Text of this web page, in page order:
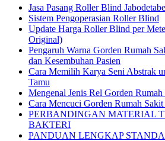
Jasa Pasang Roller Blind
Sistem Pengoperasian Roller Blind
Update Harga Roller Blind per
Original)
Pengaruh Warna Gorden Rumah
dan Kesembuhan Pasien
Cara Memilih Karya Seni Abstrak
Tamu
Mengenal Jenis Rel Gorden Rumah
Cara Mencuci Gorden Rumah
PERBANDINGAN MATERIAL
BAKTERI
PANDUAN LENGKAP